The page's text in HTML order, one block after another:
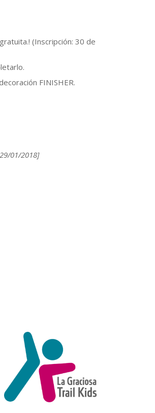
(Inscripción: 30 de
FINISHER.
01/2018]